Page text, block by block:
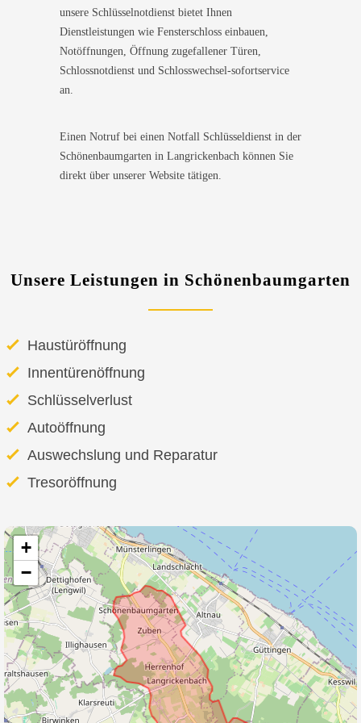
unsere Schlüsselnotdienst bietet Ihnen
Dienstleistungen wie Fensterschloss einbauen,
Notöffnungen, Öffnung zugefallener Türen,
Schlossnotdienst und Schlosswechsel-sofortservice
an.
Einen Notruf bei einen Notfall Schlüsseldienst in der
Schönenbaumgarten in Langrickenbach können Sie
direkt über unserer Website tätigen.
Unsere Leistungen in Schönenbaumgarten
Haustüröffnung
Innentürenöffnung
Schlüsselverlust
Autoöffnung
Auswechslung und Reparatur
Tresoröffnung
+
−